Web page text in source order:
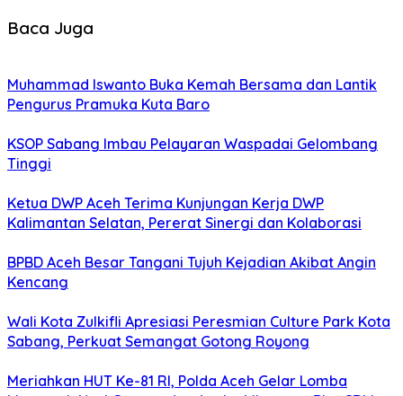
Baca Juga
Muhammad Iswanto Buka Kemah Bersama dan Lantik
Pengurus Pramuka Kuta Baro
KSOP Sabang Imbau Pelayaran Waspadai Gelombang
Tinggi
Ketua DWP Aceh Terima Kunjungan Kerja DWP
Kalimantan Selatan, Pererat Sinergi dan Kolaborasi
BPBD Aceh Besar Tangani Tujuh Kejadian Akibat Angin
Kencang
Wali Kota Zulkifli Apresiasi Peresmian Culture Park Kota
Sabang, Perkuat Semangat Gotong Royong
Meriahkan HUT Ke-81 RI, Polda Aceh Gelar Lomba